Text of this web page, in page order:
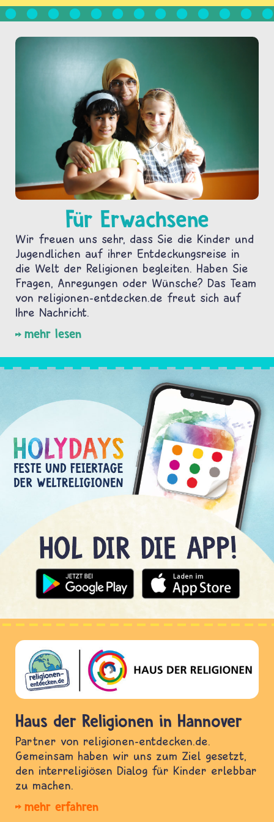
Für Erwachsene
Wir freuen uns sehr, dass Sie die Kinder und
Jugendlichen auf ihrer Entdeckungsreise in
die Welt der Religionen begleiten. Haben Sie
Fragen, Anregungen oder Wünsche? Das Team
von religionen-entdecken.de freut sich auf
Ihre Nachricht.
mehr lesen
Haus der Religionen in Hannover
Partner von religionen-entdecken.de.
Gemeinsam haben wir uns zum Ziel gesetzt,
den interreligiösen Dialog für Kinder erlebbar
zu machen.
mehr erfahren